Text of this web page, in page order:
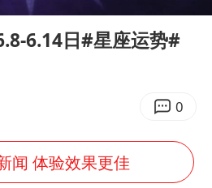
6.14日#星座运势#
0
闻 体验效果更佳